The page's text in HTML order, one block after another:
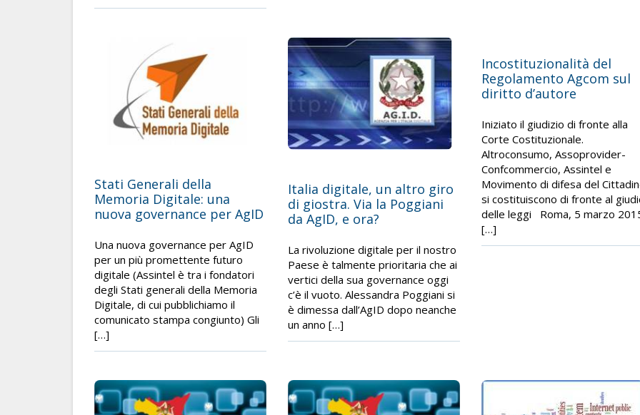
Stati Generali della
Memoria Digitale: una
nuova governance per AgID
Una nuova governance per AgID
per un più promettente futuro
digitale (Assintel è tra i fondatori
degli Stati generali della Memoria
Digitale, di cui pubblichiamo il
comunicato stampa congiunto) Gli
[…]
Italia digitale, un altro giro
di giostra. Via la Poggiani
da AgID, e ora?
La rivoluzione digitale per il nostro
Paese è talmente prioritaria che ai
vertici della sua governance oggi
c’è il vuoto. Alessandra Poggiani si
è dimessa dall’AgID dopo neanche
un anno […]
Incostituzionalità del
Regolamento Agcom sul
diritto d’autore
Iniziato il giudizio di fronte alla
Corte Costituzionale.
Altroconsumo, Assoprovider-
Confcommercio, Assintel e
Movimento di difesa del
si costituiscono di fronte al
delle leggi Roma, 5 marzo
[…]